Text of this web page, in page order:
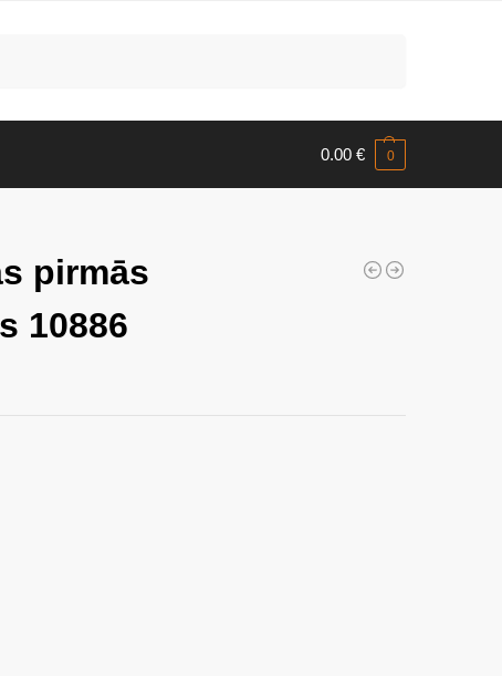
0.00 € 0
pirmās
10886